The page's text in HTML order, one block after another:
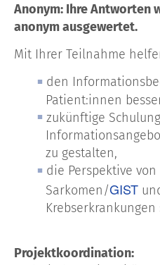
Anonym: Ihre Antworten
anonym ausgewertet.
Mit Ihrer Teilnahme
den
Patient:innen
zukünftige
zu gestalten,
die Perspektive
Sarkomen/GIST
Projektkoordination: